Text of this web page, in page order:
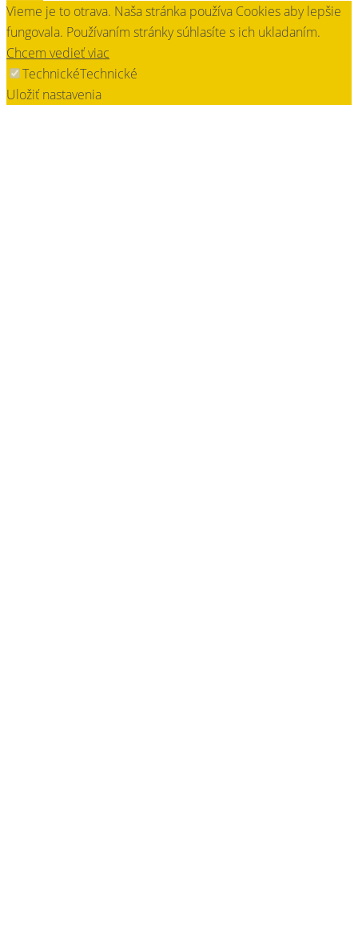
Vieme je to otrava. Naša stránka používa Cookies aby lepšie
fungovala. Používaním stránky súhlasíte s ich ukladaním.
Chcem vedieť viac
TechnickéTechnické
Uložiť nastavenia